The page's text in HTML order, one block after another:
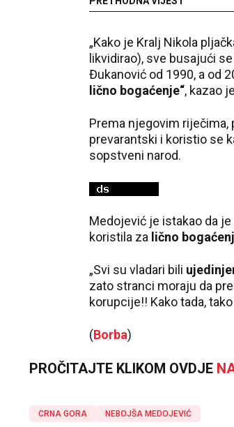
„Kako je Kralj Nikola
likvidirao), sve busajući
Đukanović od 1990, a od
lično bogaćenje“, kazao
Prema njegovim riječima,
prevarantski i koristio se
sopstveni narod.
Medojević je istakao da
koristila za lično
„Svi su vladari bili
zato stranci moraju da
korupcije!! Kako tada,
(Borba)
PROČITAJTE KLIKOM OVDJE
CRNA GORA NEBOJŠA MEDOJEVIĆ